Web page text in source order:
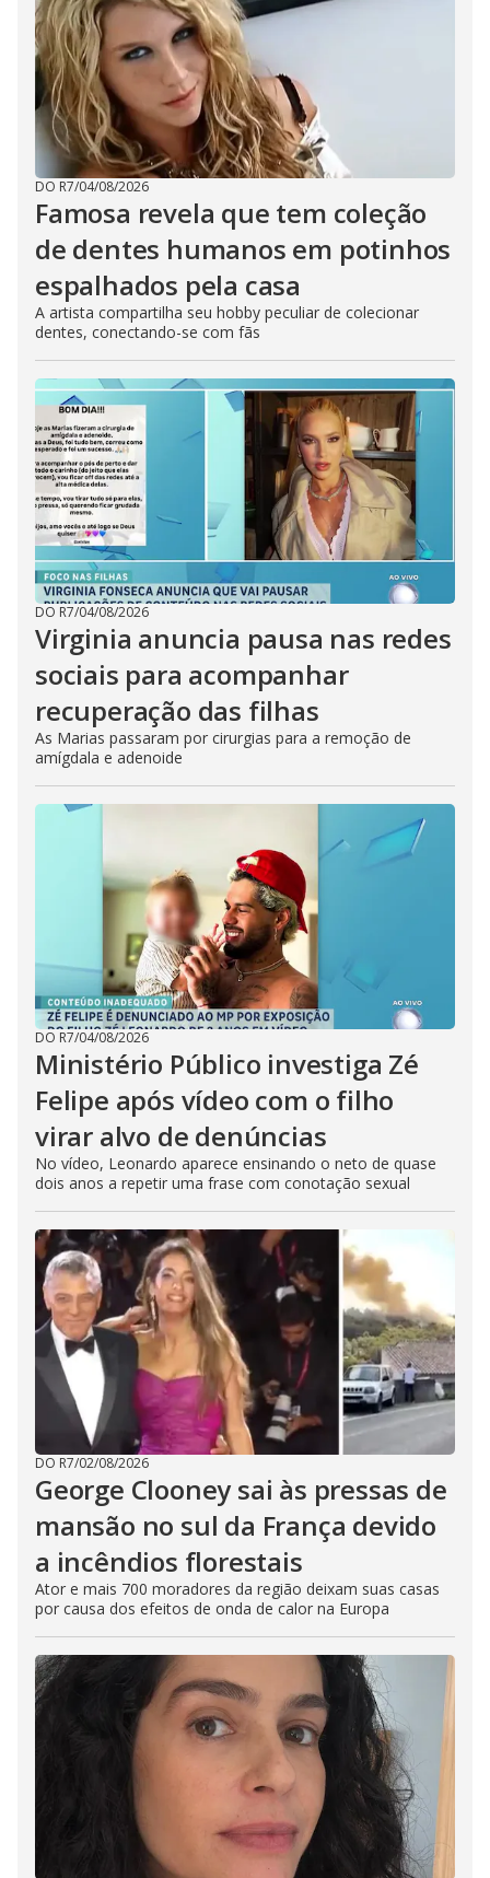
DO R7/04/08/2026
Famosa revela que tem coleção
de dentes humanos em potinhos
espalhados pela casa
A artista compartilha seu hobby peculiar de colecionar
dentes, conectando-se com fãs
DO R7/04/08/2026
Virginia anuncia pausa nas redes
sociais para acompanhar
recuperação das filhas
As Marias passaram por cirurgias para a remoção de
amígdala e adenoide
DO R7/04/08/2026
Ministério Público investiga Zé
Felipe após vídeo com o filho
virar alvo de denúncias
No vídeo, Leonardo aparece ensinando o neto de quase
dois anos a repetir uma frase com conotação sexual
DO R7/02/08/2026
George Clooney sai às pressas de
mansão no sul da França devido
a incêndios florestais
Ator e mais 700 moradores da região deixam suas casas
por causa dos efeitos de onda de calor na Europa